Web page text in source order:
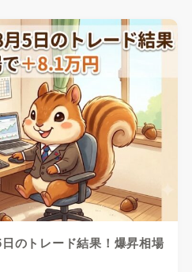
のトレード結果！爆昇相場